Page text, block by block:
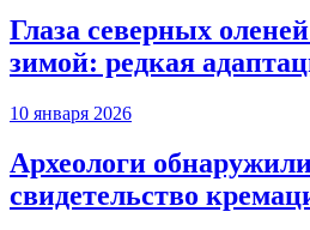
Глаза северных
зимой: редкая
10 января 2026
Археологи
свидетельство